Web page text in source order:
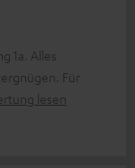
1a. Alles
Für
lesen